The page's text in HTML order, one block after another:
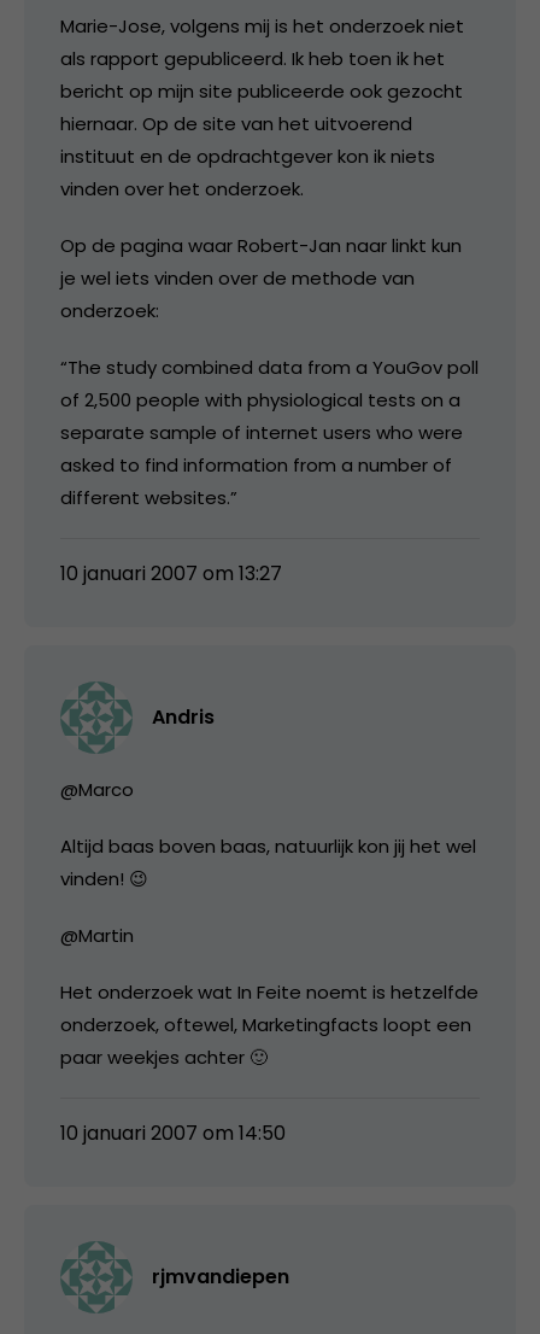
Marie-Jose, volgens mij is het onderzoek niet
als rapport gepubliceerd. Ik heb toen ik het
bericht op mijn site publiceerde ook gezocht
hiernaar. Op de site van het uitvoerend
instituut en de opdrachtgever kon ik niets
vinden over het onderzoek.
Op de pagina waar Robert-Jan naar linkt kun
je wel iets vinden over de methode van
onderzoek:
“The study combined data from a YouGov poll
of 2,500 people with physiological tests on a
separate sample of internet users who were
asked to find information from a number of
different websites.”
10 januari 2007 om 13:27
Andris
@Marco
Altijd baas boven baas, natuurlijk kon jij het wel
vinden! 😉
@Martin
Het onderzoek wat In Feite noemt is hetzelfde
onderzoek, oftewel, Marketingfacts loopt een
paar weekjes achter 🙂
10 januari 2007 om 14:50
rjmvandiepen